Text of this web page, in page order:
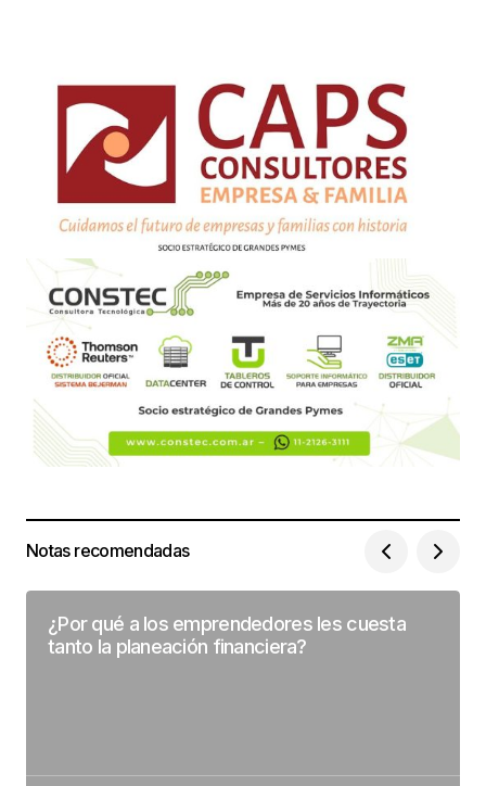
Notas recomendadas
¿Por qué a los emprendedores les cuesta
tanto la planeación financiera?